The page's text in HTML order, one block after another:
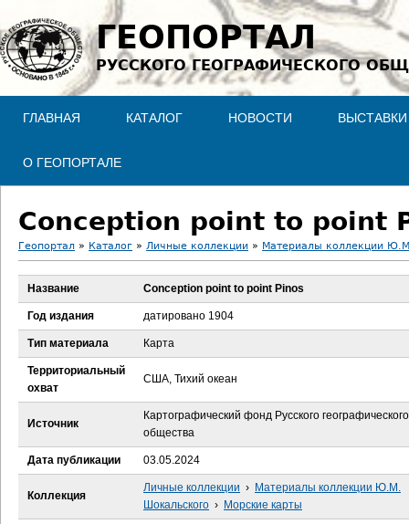
Jump to navigation
ГЕОПОРТАЛ
РУССКОГО ГЕОГРАФИЧЕСКОГО
ГЛАВНАЯ КАТАЛОГ НОВОСТИ ВЫСТАВКИ
О ГЕОПОРТАЛЕ
Conception point to point
В
ы
д
е
с
ь
Геопортал » Каталог » Личные коллекции » Материалы коллекции
Название Conception point to point Pinos
Год издания датировано 1904
Тип материала Карта
Территориальный
охват
США, Тихий океан
Источник
Картографический фонд Русского географического
общества
Дата публикации 03.05.2024
Коллекция
Личные коллекции › Материалы коллекции Ю.М.
Шокальского › Морские карты